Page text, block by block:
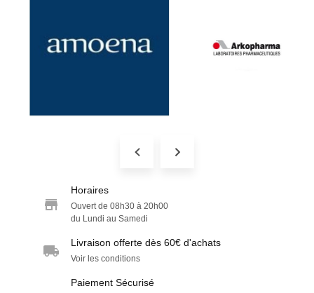
Horaires
Ouvert de 08h30 à 20h00
du Lundi au Samedi
Livraison offerte dès 60€ d'achats
Voir les conditions
Paiement Sécurisé